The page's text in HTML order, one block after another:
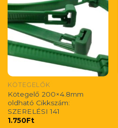
KÖTEGELŐK
Kötegelő 200×4.8mm
oldható Cikkszám:
SZERELÉSI 141
1.750Ft